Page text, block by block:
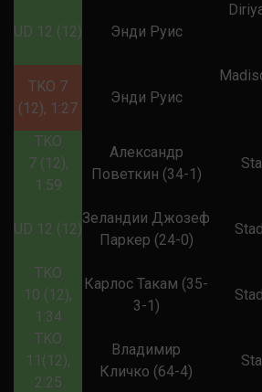
UD 12 (12) Энди Руис
TKO 7
(12), 1:27
Энди Руис
TKO
7 (12),
1:59
Александр
Поветкин (34-1)
UD 12 (12)
Зеландии Джозеф
Паркер (24-0)
TKO
10 (12),
1:34
Карлос Такам (35-
3-1)
TKO
11(12),
2:25
Владимир
Кличко (64-4)